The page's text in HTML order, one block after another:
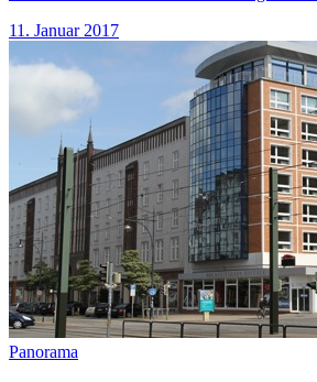
11. Januar 2017
Panorama